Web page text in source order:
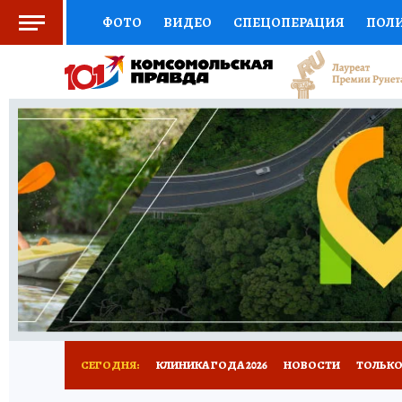
ФОТО ВИДЕО СПЕЦОПЕРАЦИЯ
СОЦПОДДЕРЖКА НАУКА СПОРТ
ВЫБОР ЭКСПЕРТОВ ДОКТОР
КНИЖНАЯ ПОЛКА ПРОГНОЗЫ НА СПОРТ
ПРЕСС-ЦЕНТР НЕДВИЖИМОСТЬ
РАДИО КП РЕКЛАМА ТЕСТЫ НОВОЕ
СЕГОДНЯ: КЛИНИКА ГОДА 2026 НОВОСТИ